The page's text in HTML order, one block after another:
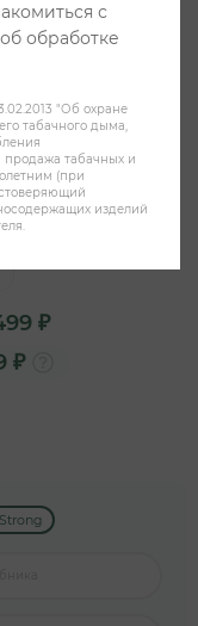
20pcs
₽
₽
Strong
с
обработке
"Об охране
табачного дыма,
табачных и
(при
изделий